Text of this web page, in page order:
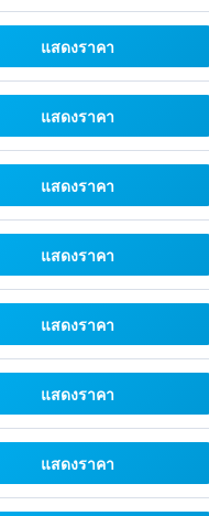
แสดงราคา
แสดงราคา
แสดงราคา
แสดงราคา
แสดงราคา
แสดงราคา
แสดงราคา